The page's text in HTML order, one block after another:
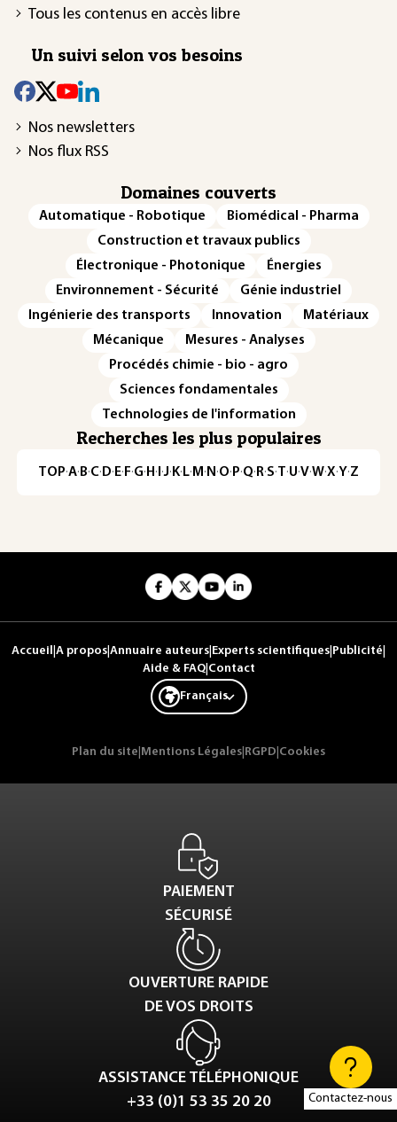
Contactez-nous
Tous les contenus en accès libre
Un suivi selon vos besoins
Nos newsletters
Nos flux RSS
Domaines couverts
Automatique - Robotique
Biomédical - Pharma
Construction et travaux publics
Électronique - Photonique
Énergies
Environnement - Sécurité
Génie industriel
Ingénierie des transports
Innovation
Matériaux
Mécanique
Mesures - Analyses
Procédés chimie - bio - agro
Sciences fondamentales
Technologies de l'information
Recherches les plus populaires
TOP·A·B·C· D· E· F·G· H · ·J· K· L· M · N ·O· P·Q· R·S·T·U·V·W·X·Y·Z
Accueil A propos Annuaire auteurs Experts scientifiques Publicité
Aide & FAQ| Contact
Français
Plan du site Mentions Légales RGPD Cookies
PAIEMENT
SÉCURISÉ
OUVERTURE RAPIDE
DE VOS DROITS
ASSISTANCE TÉLÉPHONIQUE
+33 (0)1 53 35 20 20